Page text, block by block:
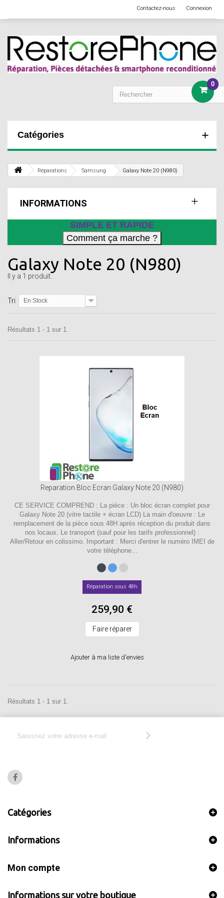
Connexion
Contactez-nous
0
Catégories
Réparations Samsung Galaxy Note 20 (N980)
INFORMATIONS
SIMPLE ET RAPIDE
Galaxy Note 20 (N980)
Il y a 1 produit.
Tri En Stock
Résultats 1 - 1 sur 1.
Reparation Bloc Ecran Galaxy Note 20 (N980)
CE SERVICE COMPREND : La pièce : Un bloc écran complet pour
Galaxy Note 20 (vitre tactile + écran LCD) La main d'oeuvre : Le
remplacement de la pièce sous 48H après réception du produit dans
nos locaux. Le transport (sauf pour les tarifs professionnel) :
Aller/Retour en colissimo. Important : Merci d'entrer le numéro IMEI de
votre téléphone...
Réparation sous 48h
259,90 €
Faire réparer
Ajouter à ma liste d'envies
Résultats 1 - 1 sur 1.
Catégories
Informations
Mon compte
Informations sur votre boutique